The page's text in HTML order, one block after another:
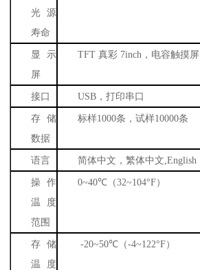
光源
寿命
显示
屏
TFT真彩 7inch ，电容触摸屏
接口 USB ，打印串口
存储
数据
标样1000条，试样10000条
语言 简体中文，繁体中文 ,English
操作
温度
范围
0~40℃（32~104°F）
存储
温度
-20~50℃（-4~122°F）